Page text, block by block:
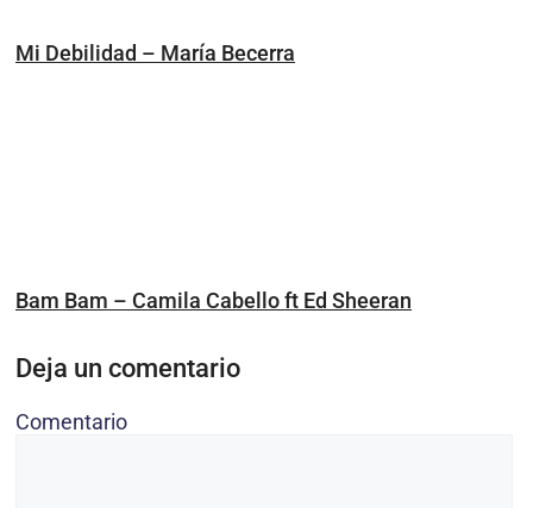
Mi Debilidad – María Becerra
Bam Bam – Camila Cabello ft Ed Sheeran
Deja un comentario
Comentario